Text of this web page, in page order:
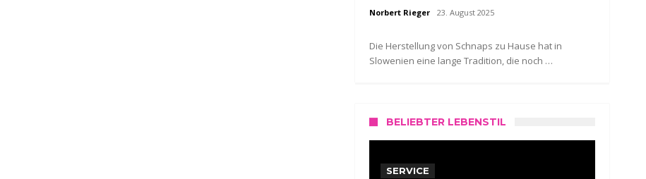
Norbert Rieger 23. August 2025
Die Herstellung von Schnaps zu Hause hat in
Slowenien eine lange Tradition, die noch …
BELIEBTER LEBENSTIL
SERVICE